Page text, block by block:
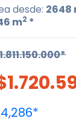
desde: 2648
m2 *